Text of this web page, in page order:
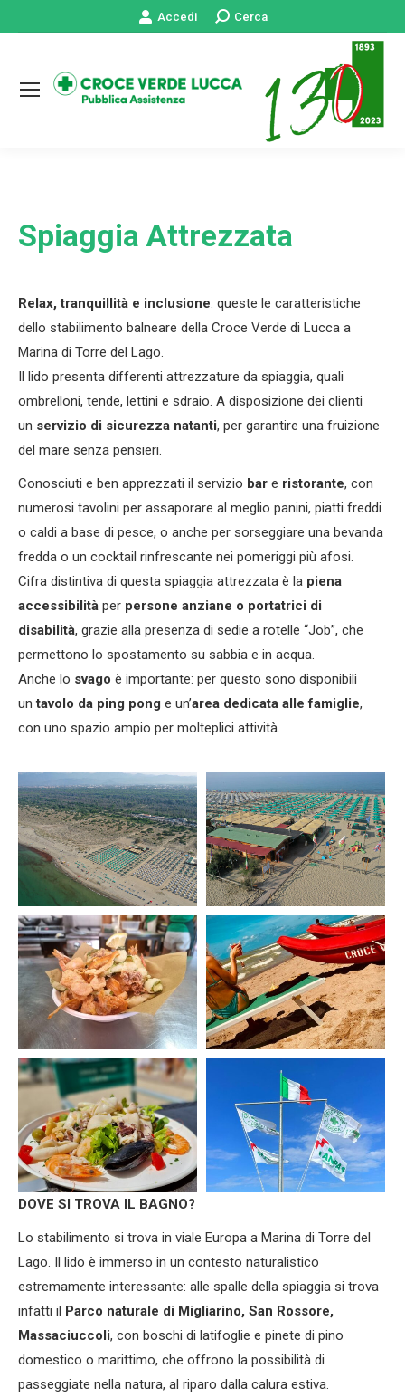
Accedi Cerca:Cerca
Spiaggia Attrezzata
Relax, tranquillità e inclusione: queste le caratteristiche
dello stabilimento balneare della Croce Verde di Lucca a
Marina di Torre del Lago.
Il lido presenta differenti attrezzature da spiaggia, quali
ombrelloni, tende, lettini e sdraio. A disposizione dei clienti
un servizio di sicurezza natanti, per garantire una fruizione
del mare senza pensieri.
Conosciuti e ben apprezzati il servizio bar e ristorante, con
numerosi tavolini per assaporare al meglio panini, piatti freddi
o caldi a base di pesce, o anche per sorseggiare una bevanda
fredda o un cocktail rinfrescante nei pomeriggi più afosi.
Cifra distintiva di questa spiaggia attrezzata è la piena
accessibilità per persone anziane o portatrici di
disabilità, grazie alla presenza di sedie a rotelle “Job”, che
permettono lo spostamento su sabbia e in acqua.
Anche lo svago è importante: per questo sono disponibili
untavolo da ping pong e un’area dedicata alle famiglie,
con uno spazio ampio per molteplici attività.
DOVE SI TROVA IL BAGNO?
Lo stabilimento si trova in viale Europa a Marina di Torre del
Lago. Il lido è immerso in un contesto naturalistico
estremamente interessante: alle spalle della spiaggia si trova
infatti il
Parco naturale di Migliarino, San Rossore,
Massaciuccoli, con boschi di latifoglie e pinete di pino
domestico o marittimo, che offrono la possibilità di
passeggiate nella natura, al riparo dalla calura estiva.